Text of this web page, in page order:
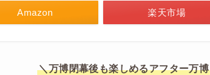
Amazon 楽天市場
＼万博閉幕後も楽しめるアフター万博